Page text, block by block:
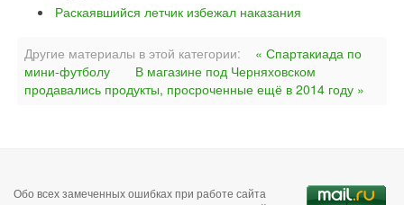
Раскаявшийся летчик избежал наказания
Другие материалы в этой категории:
« Спартакиада по
мини-футболу
В магазине под Черняховском
продавались продукты, просроченные ещё в 2014 году »
Обо всех замеченных ошибках при работе сайта